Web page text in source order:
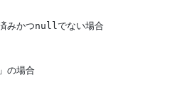
かつnullでない場合
の場合